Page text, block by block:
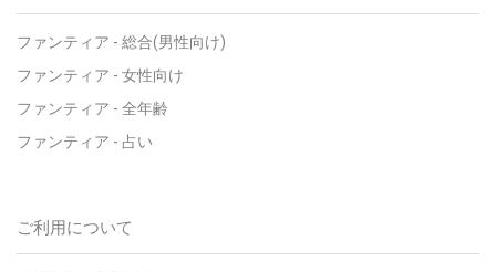
ファンティア - 総合(男性向け)
ファンティア - 女性向け
ファンティア - 全年齢
ファンティア - 占い
ご利用について